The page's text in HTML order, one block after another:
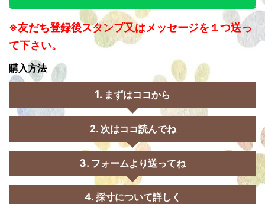
※友だち登録後スタンプ又はメッセージを１つ送っ
て下さい。
購入方法
まずはココから
次はココ読んでね
フォームより送ってね
4. 採寸について詳しく